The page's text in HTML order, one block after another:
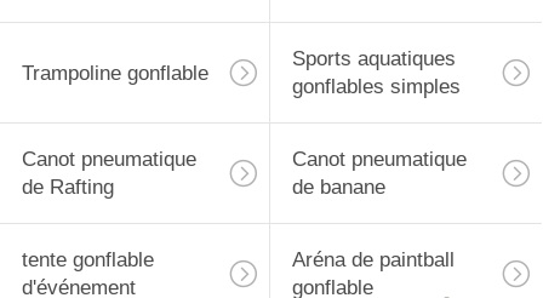
Trampoline gonflable
Sports aquatiques
gonflables simples
Canot pneumatique
de Rafting
Canot pneumatique
de banane
tente gonflable
d'événement
Aréna de paintball
gonflable